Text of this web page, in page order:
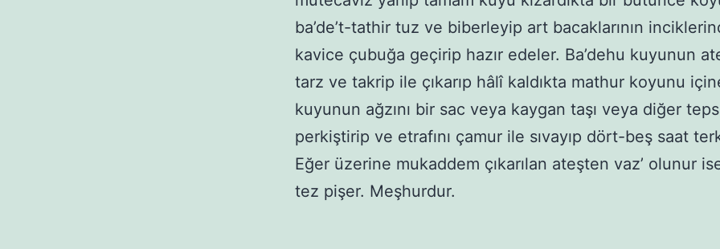
ba’de’t-tathir tuz ve biberleyip art bacaklarının
kavice çubuğa geçirip hazır edeler. Ba’dehu kuyunun
tarz ve takrip ile çıkarıp hâlî kaldıkta mathur koyunu
kuyunun ağzını bir sac veya kaygan taşı veya diğer
perkiştirip ve etrafını çamur ile sıvayıp dört-beş saat
Eğer üzerine mukaddem çıkarılan ateşten vaz’ olunur
tez pişer. Meşhurdur.